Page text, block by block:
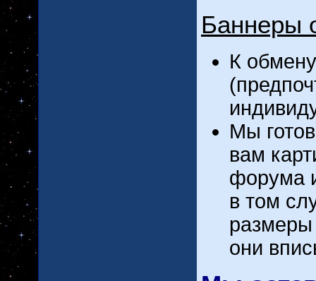
Баннеры
К
Мы
вам
форума
в том
размеры
они